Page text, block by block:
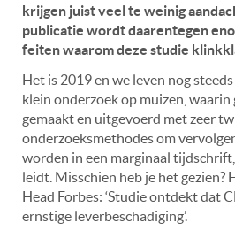
krijgen juist veel te weinig
publicatie wordt daarentegen
feiten waarom deze studie
Het is 2019 en we leven nog
klein onderzoek op muizen,
gemaakt en uitgevoerd met zeer
onderzoeksmethodes om
worden in een marginaal
leidt. Misschien heb je het gezien?
Head Forbes: ‘Studie ontdekt dat
ernstige leverbeschadiging’.